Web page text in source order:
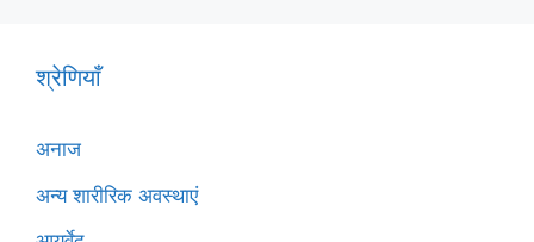
श्रेणियाँ
अनाज
अन्य शारीरिक अवस्थाएं